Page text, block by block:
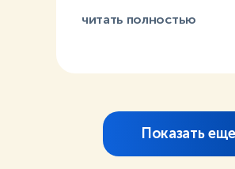
читать полностью
Показать